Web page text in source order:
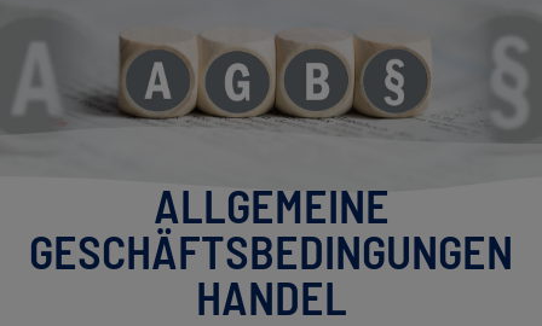
ALLGEMEINE
GESCHÄFTSBEDINGUNGEN
HANDEL